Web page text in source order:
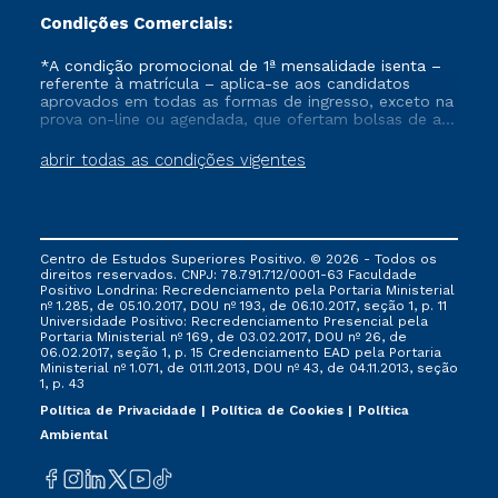
Condições Comerciais:
abrir todas as condições vigentes
*A condição promocional de 1ª mensalidade isenta –
referente à matrícula – aplica-se aos candidatos
aprovados em todas as formas de ingresso, exceto na
prova on-line ou agendada, que ofertam bolsas de até
vigente, que ainda não tenham efetivado e/ou não
tenham cancelado ou trancado sua matrícula em uma
via FIES, Prouni e outros programas governamentais, e
não se acumula com nenhuma outra campanha
ofertada pela Instituição.
Centro de Estudos Superiores Positivo. © 2026 - Todos os
direitos reservados. CNPJ: 78.791.712/0001-63 Faculdade
Positivo Londrina: Recredenciamento pela Portaria Ministerial
nº 1.285, de 05.10.2017, DOU nº 193, de 06.10.2017, seção 1, p. 11
Universidade Positivo: Recredenciamento Presencial ​pela
Portaria Ministerial nº 169, de 03.02.2017, DOU nº 26, de
06.02.2017, seção 1, p. 15 Credenciamento EAD pela Portaria
Ministerial nº 1.071, de 01.11.2013, DOU nº 43, de 04.11.2013, seção
1, p. 43
Política de Privacidade
Política de Cookies
Política
Ambiental